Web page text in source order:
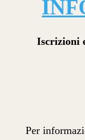
Iscrizioni
Per